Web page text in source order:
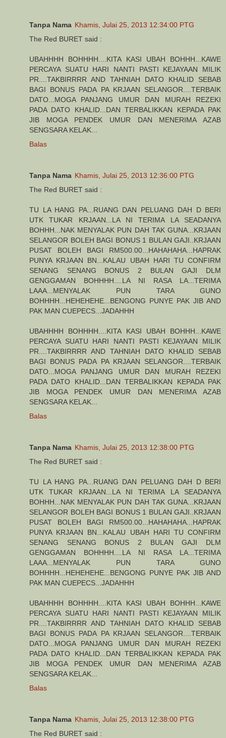
Tanpa Nama Khamis, Julai 25, 2013 12:34:00 PTG
The Red BURET said :
UBAHHHH BOHHHH....KITA KASI UBAH BOHHH...KAWE
PERCAYA SUATU HARI NANTI PASTI KEJAYAAN MILIK
PR....TAKBIRRRR AND TAHNIAH DATO KHALID SEBAB
BAGI BONUS PADA PA KRJAAN SELANGOR....TERBAIK
DATO...MOGA PANJANG UMUR DAN MURAH REZEKI
PADA DATO KHALID...DAN TERBALIKKAN KEPADA PAK
JIB MOGA PENDEK UMUR DAN MENERIMA AZAB
SENGSARA KELAK...
Balas
Tanpa Nama Khamis, Julai 25, 2013 12:36:00 PTG
The Red BURET said :
TU LA HANG PA...RUANG DAN PELUANG DAH D BERI
UTK TUKAR KRJAAN...LA NI TERIMA LA SEADANYA
BOHHH...NAK MENYALAK PUN DAH TAK GUNA...KRJAAN
SELANGOR BOLEH BAGI BONUS 1 BULAN GAJI..KRJAAN
PUSAT BOLEH BAGI RM500.00...HAHAHAHA...HAPRAK
PUNYA KRJAAN BN...KALAU UBAH HARI TU CONFIRM
SENANG SENANG BONUS 2 BULAN GAJI DLM
GENGGAMAN BOHHHH....LA NI RASA LA...TERIMA
LAAA...MENYALAK PUN TARA GUNO
BOHHHH...HEHEHEHE...BENGONG PUNYE PAK JIB AND
PAK MAN CUEPECS...JADAHHH
UBAHHHH BOHHHH....KITA KASI UBAH BOHHH...KAWE
PERCAYA SUATU HARI NANTI PASTI KEJAYAAN MILIK
PR....TAKBIRRRR AND TAHNIAH DATO KHALID SEBAB
BAGI BONUS PADA PA KRJAAN SELANGOR....TERBAIK
DATO...MOGA PANJANG UMUR DAN MURAH REZEKI
PADA DATO KHALID...DAN TERBALIKKAN KEPADA PAK
JIB MOGA PENDEK UMUR DAN MENERIMA AZAB
SENGSARA KELAK...
Balas
Tanpa Nama Khamis, Julai 25, 2013 12:38:00 PTG
The Red BURET said :
TU LA HANG PA...RUANG DAN PELUANG DAH D BERI
UTK TUKAR KRJAAN...LA NI TERIMA LA SEADANYA
BOHHH...NAK MENYALAK PUN DAH TAK GUNA...KRJAAN
SELANGOR BOLEH BAGI BONUS 1 BULAN GAJI..KRJAAN
PUSAT BOLEH BAGI RM500.00...HAHAHAHA...HAPRAK
PUNYA KRJAAN BN...KALAU UBAH HARI TU CONFIRM
SENANG SENANG BONUS 2 BULAN GAJI DLM
GENGGAMAN BOHHHH....LA NI RASA LA...TERIMA
LAAA...MENYALAK PUN TARA GUNO
BOHHHH...HEHEHEHE...BENGONG PUNYE PAK JIB AND
PAK MAN CUEPECS...JADAHHH
UBAHHHH BOHHHH....KITA KASI UBAH BOHHH...KAWE
PERCAYA SUATU HARI NANTI PASTI KEJAYAAN MILIK
PR....TAKBIRRRR AND TAHNIAH DATO KHALID SEBAB
BAGI BONUS PADA PA KRJAAN SELANGOR....TERBAIK
DATO...MOGA PANJANG UMUR DAN MURAH REZEKI
PADA DATO KHALID...DAN TERBALIKKAN KEPADA PAK
JIB MOGA PENDEK UMUR DAN MENERIMA AZAB
SENGSARA KELAK...
Balas
Tanpa Nama Khamis, Julai 25, 2013 12:38:00 PTG
The Red BURET said :